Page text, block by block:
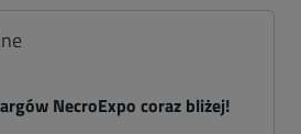
NecroExpo coraz bliżej!